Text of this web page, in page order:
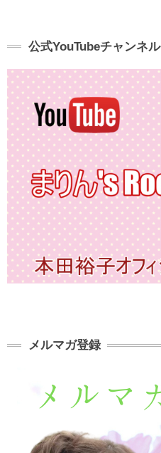
公式YouTubeチャンネル
メルマガ登録